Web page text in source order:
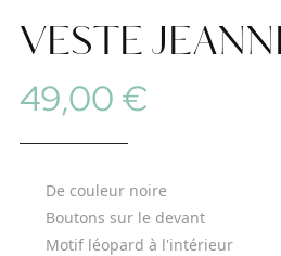
VESTE
49,00 €
De couleur noire
Boutons sur le devant
Motifléopard à l'intérieur